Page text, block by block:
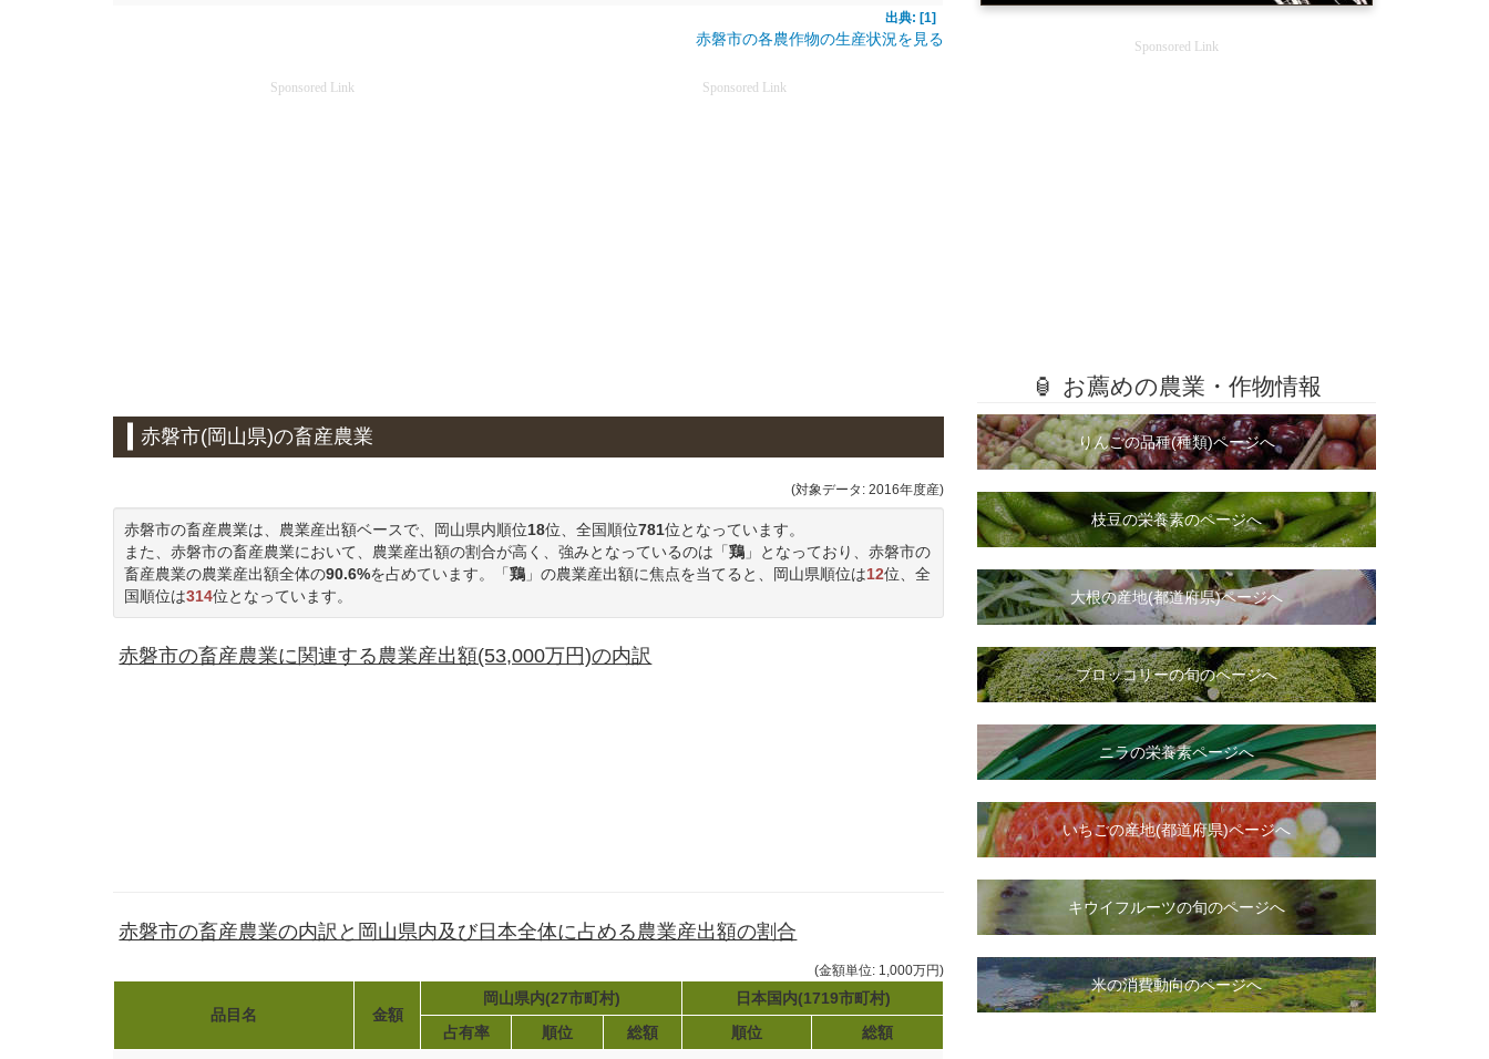
出典: [1]
赤磐市の各農作物の生産状況を見る
Sponsored Link Sponsored Link
赤磐市(岡山県)の畜産農業
(対象データ: 2016年度産)
赤磐市の畜産農業は、農業産出額ベースで、岡山県内順位18位、全国順位781位となっています。
また、赤磐市の畜産農業において、農業産出額の割合が高く、強みとなっているのは「鶏 」となっており、赤磐市の
畜産農業の農業産出額全体の90.6%を占めています。「鶏 」の農業産出額に焦点を当てると、岡山県順位は12位、全
国順位は314位となっています。
赤磐市の畜産農業に関連する農業産出額(53,000万円)の内訳
赤磐市の畜産農業の内訳と岡山県内及び日本全体に占める農業産出額の割合
(金額単位: 1,000万円)
品目名 金額
岡山県内(27市町村)
日本国内(1719市町村)
占有率
順位 総額 順位
総額
Sponsored Link
🏮 お薦めの農業・作物情報
りんごの品種(種類)ページへ
枝豆の栄養素のページへ
大根の産地(都道府県)ページへ
ブロッコリーの旬のページへ
ニラの栄養素ページへ
いちごの産地(都道府県)ページへ
キウイフルーツの旬のページへ
米の消費動向のページへ